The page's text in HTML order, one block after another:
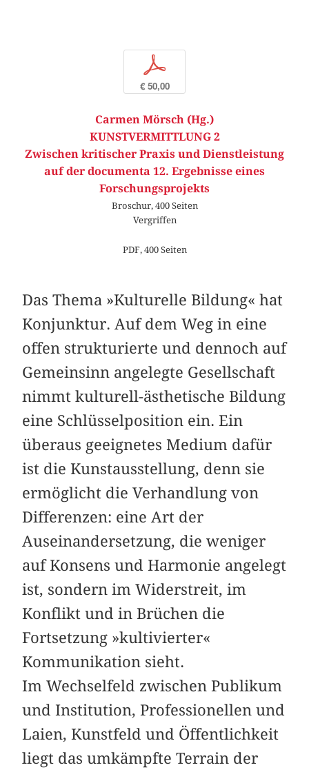
p
€ 50,00
Carmen Mörsch (Hg.)
KUNSTVERMITTLUNG 2
Zwischen kritischer Praxis und Dienstleistung
auf der documenta 12. Ergebnisse eines
Forschungsprojekts
Broschur, 400 Seiten
Vergriffen
PDF, 400 Seiten
Das Thema »Kulturelle Bildung« hat
Konjunktur. Auf dem Weg in eine
offen strukturierte und dennoch auf
Gemeinsinn angelegte Gesellschaft
nimmt kulturell-ästhetische Bildung
eine Schlüsselposition ein. Ein
überaus geeignetes Medium dafür
ist die Kunstausstellung, denn sie
ermöglicht die Verhandlung von
Differenzen: eine Art der
Auseinandersetzung, die weniger
auf Konsens und Harmonie angelegt
ist, sondern im Widerstreit, im
Konflikt und in Brüchen die
Fortsetzung »kultivierter«
Kommunikation sieht.
Im Wechselfeld zwischen Publikum
und Institution, Professionellen und
Laien, Kunstfeld und Öffentlichkeit
liegt das umkämpfte Terrain der